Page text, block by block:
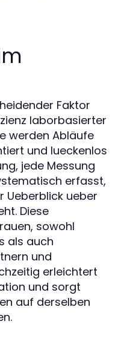
Faktor
laborbasierter
werden Abläufe
und lueckenlos
jede Messung
erfasst,
Ueberblick ueber
Diese
sowohl
als auch
und
erleichtert
und sorgt
auf derselben